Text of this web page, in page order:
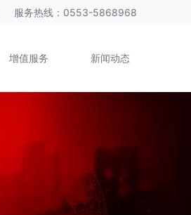
服务热线 ： 0553-5868968
增值服务 新闻动态